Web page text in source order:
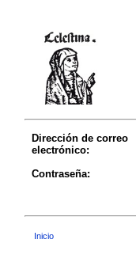
Dirección de correo
electrónico:
Contraseña:
Inicio